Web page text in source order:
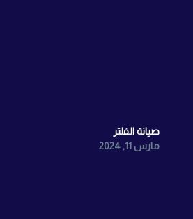
صيانة الفلتر
مارس 11, 2024